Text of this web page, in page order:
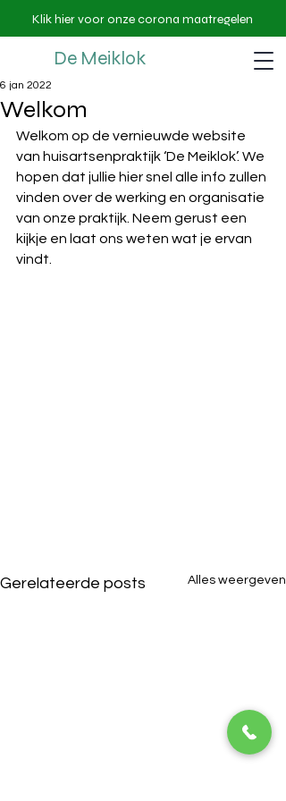
Klik hier voor onze corona maatregelen
De Meiklok
Welkom
6 jan 2022
Welkom op de vernieuwde website
van huisartsenpraktijk ‘De Meiklok’. We
hopen dat jullie hier snel alle info zullen
vinden over de werking en organisatie
van onze praktijk. Neem gerust een
kijkje en laat ons weten wat je ervan
vindt.
Gerelateerde posts Alles weergeven